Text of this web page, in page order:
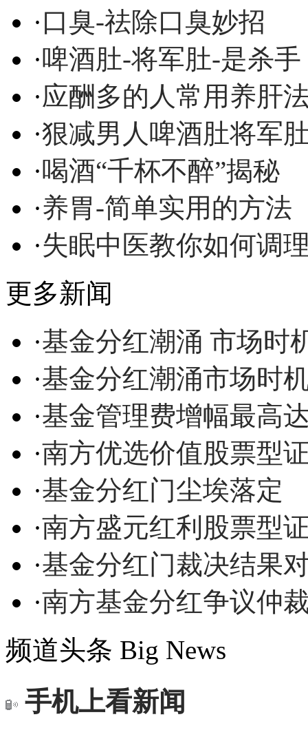
·口臭-祛除口臭妙招
·啤酒肚-将军肚-是杀手
·应酬多的人常用养肝
·狠减男人啤酒肚将军
·喝酒“千杯不醉”揭秘
·养胃-简单实用的方法
·失眠中医教你如何调
更多新闻
·基金分红潮涌 市场时
·基金分红潮涌市场时
·基金管理费增幅最高
·南方优选价值股票型
·基金分红门尘埃落定
·南方盛元红利股票型
·基金分红门裁决结果
·南方基金分红争议仲
频道头条 Big News
手机上看新闻